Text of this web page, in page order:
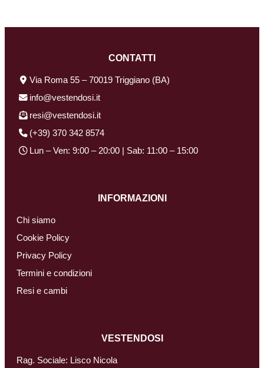
CONTATTI
Via Roma 55 – 70019 Triggiano (BA)
info@vestendosi.it
resi@vestendosi.it
(+39) 370 342 8574
Lun – Ven: 9:00 – 20:00 | Sab: 11:00 – 15:00
INFORMAZIONI
Chi siamo
Cookie Policy
Privacy Policy
Termini e condizioni
Resi e cambi
VESTENDOSI
Rag. Sociale: Lisco Nicola